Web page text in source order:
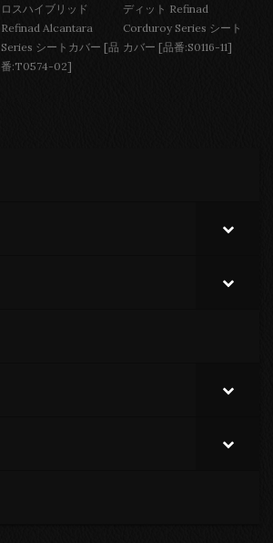
ロスハイブリッド
Refinad Alcantara
Series シートカバー [品
番:T0574-02]
ディット Refinad
Corduroy Series シート
カバー [品番:S0116-11]